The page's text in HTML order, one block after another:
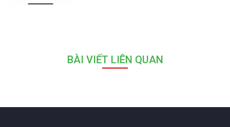
BÀI VIẾT LIÊN QUAN